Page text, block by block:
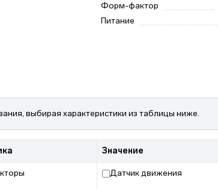
Форм-фактор
Питание
выбирая характеристики из таблицы ниже.
Значение
Датчик движения